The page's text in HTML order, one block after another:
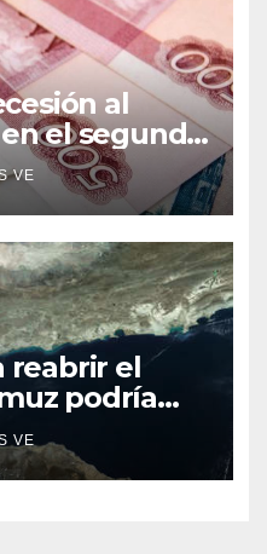
al
el segundo
VE
reabrir el
podría
semana
VE